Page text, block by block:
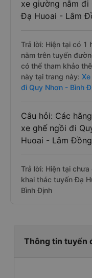
xe giường nằm đi
Đạ Huoai - Lâm
Trả lời: Hiện tại có 1
nằm trên tuyến
có thể tham khảo
này tại trang này:
đi Quy Nhơn - Bình
Câu hỏi: Các
xe ghế ngồi đi
Huoai - Lâm
Trả lời: Hiện tại
khai thác tuyến Đạ
Bình Định
Thông tin tuyến